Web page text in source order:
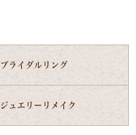
ブライダルリング
ジュエリーリメイク